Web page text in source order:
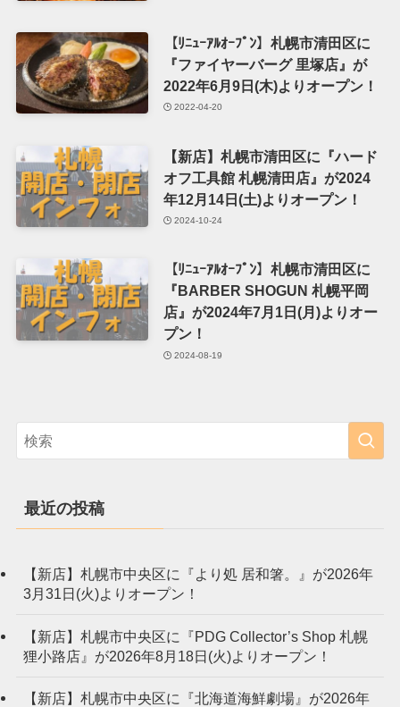
【ﾘﾆｭｰｱﾙｵｰﾌﾟﾝ】札幌市清田区に
『ファイヤーバーグ 里塚店』が
2022年6月9日(木)よりオープン！
2022-04-20
【新店】札幌市清田区に『ハード
オフ工具館 札幌清田店』が2024
年12月14日(土)よりオープン！
2024-10-24
【ﾘﾆｭｰｱﾙｵｰﾌﾟﾝ】札幌市清田区に
『BARBER SHOGUN 札幌平岡
店』が2024年7月1日(月)よりオー
プン！
2024-08-19
最近の投稿
【新店】札幌市中央区に『より処 居和箸。』が2026年
3月31日(火)よりオープン！
【新店】札幌市中央区に『PDG Collector’s Shop 札幌
狸小路店』が2026年8月18日(火)よりオープン！
【新店】札幌市中央区に『北海道海鮮劇場』が2026年